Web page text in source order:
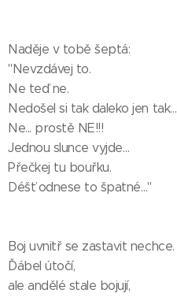
Naděje v tobě šeptá:
"Nevzdávej to.
Ne teď ne.
Nedošel si tak daleko jen tak…
Ne... prostě NE!!!
Jednou slunce vyjde…
Přečkej tu bouřku.
Déšť odnese to špatné…"
Boj uvnitř se zastavit nechce.
Ďábel útočí,
ale andělé stale bojují,